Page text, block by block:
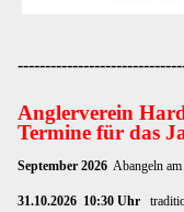
Anglerverein
Termine für das J
September 2026 Abangeln
31.10.2026 10:30 Uhr